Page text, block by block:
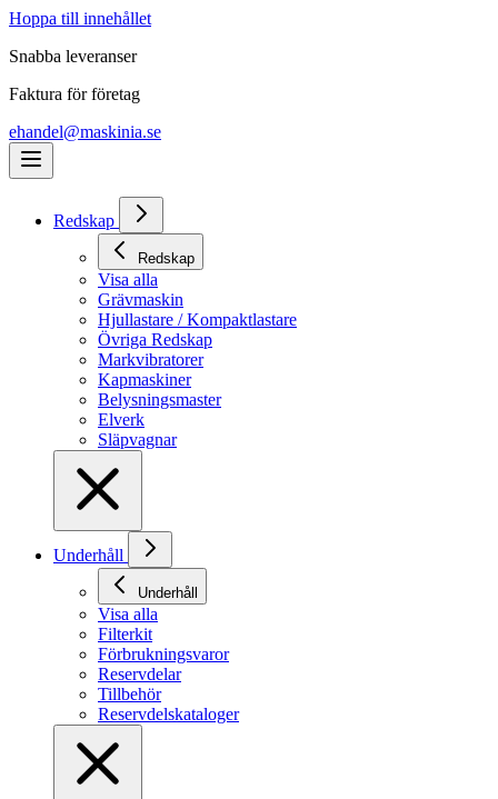
Hoppa till innehållet
Snabba leveranser
Faktura för företag
ehandel@maskinia.se
Redskap
Redskap
Visa alla
Grävmaskin
Hjullastare / Kompaktlastare
Övriga Redskap
Markvibratorer
Kapmaskiner
Belysningsmaster
Elverk
Släpvagnar
Underhåll
Underhåll
Visa alla
Filterkit
Förbrukningsvaror
Reservdelar
Tillbehör
Reservdelskataloger